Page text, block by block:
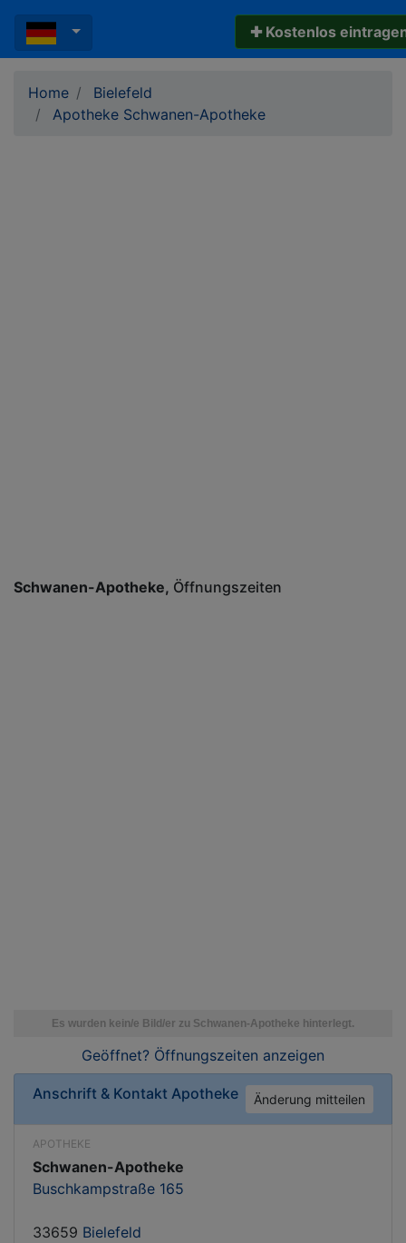
✚ Kostenlos
Home
Bielefeld
Apotheke Schwanen-Apotheke
Schwanen-Apotheke Öffnungszeiten
Geöffnet? Öffnungszeiten anzeigen
Anschrift & Kontakt Apotheke Änderung mitteilen
APOTHEKE
Schwanen-Apotheke
Buschkampstraße 165
33659 Bielefeld